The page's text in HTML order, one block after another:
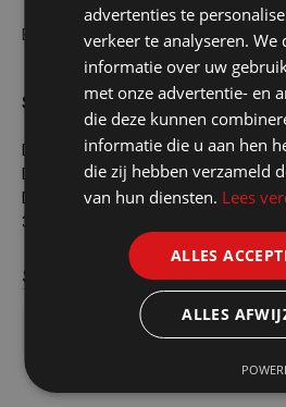
Batt Div Gebr 3V
Specificaties
DL 1220
Diameter 12.5mm
Dikte 2.0mm
3V
Specificaties
Past in enveloppe voor verzending
advertenties te
verkeer te analyseren. We
informatie over uw
met onze advertentie- en
die deze kunnen
informatie die u aan hen
die zij hebben verzameld
van hun diensten. Lees
ALLES
ALLES